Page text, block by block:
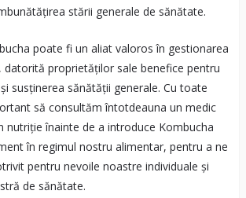
stării generale de sănătate.
poate fi un aliat valoros în gestionarea
datorită proprietăților sale benefice pentru
susținerea sănătății generale. Cu toate
să consultăm întotdeauna un medic
nutriție înainte de a introduce Kombucha
în regimul nostru alimentar, pentru a ne
pentru nevoile noastre individuale și
de sănătate.